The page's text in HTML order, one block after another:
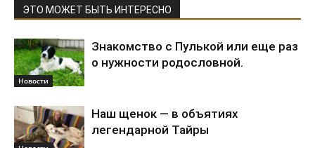
ЭТО МОЖЕТ БЫТЬ ИНТЕРЕСНО
Новости
Знакомство с Пулькой или еще раз
о нужности родословной.
Наш щенок — в объятиях
легендарной Тайры